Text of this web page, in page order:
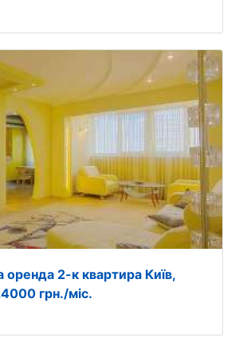
оренда 2-к квартира Київ,
грн./міс.